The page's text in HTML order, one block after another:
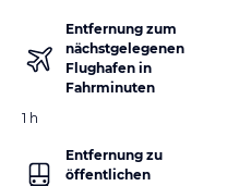
Entfernung zum
nächstgelegenen
Flughafen in
Fahrminuten
1 h
Entfernung zu
öffentlichen